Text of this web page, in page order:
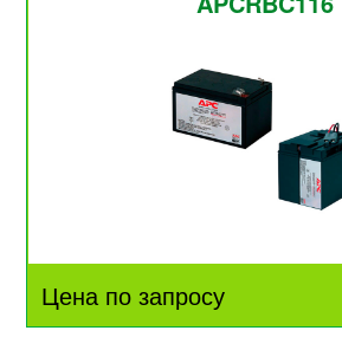
Цена по запросу